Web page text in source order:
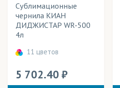
Одежда
Флаги
Футболки
Шторы
Розничная цена
Применение в изделиях
Тип товара
Цвет
Сублимационные
чернила KИАН
ДИДЖИСТАР WR-500
4л
11 цветов
5 702.40